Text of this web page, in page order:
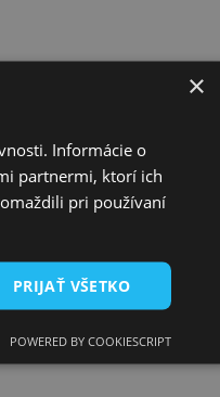
×
Informácie o
partnermi, ktorí ich
pri používaní
PRIJAŤ VŠETKO
POWERED BY COOKIESCRIPT